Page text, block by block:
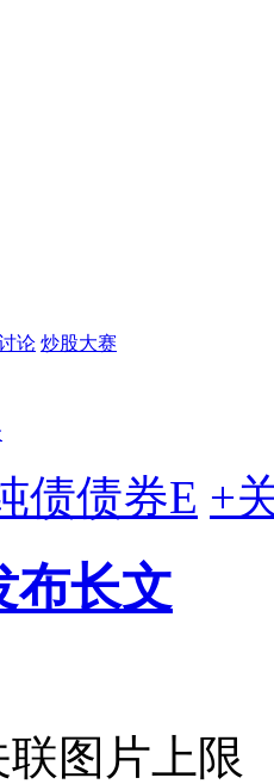
论 炒股大赛
债债券E +
布长文
图片上限